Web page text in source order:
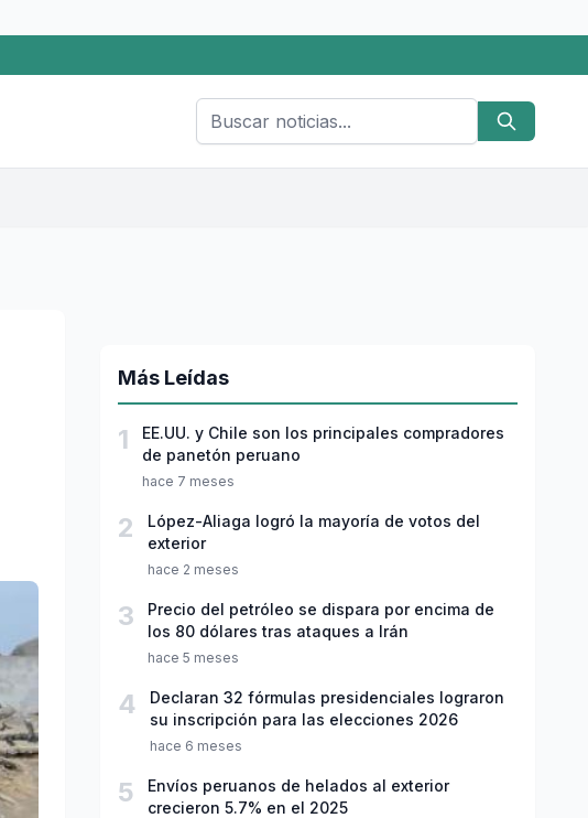
Más Leídas
1
EE.UU. y Chile son los principales compradores
de panetón peruano
hace 7 meses
2
López-Aliaga logró la mayoría de votos del
exterior
hace 2 meses
3
Precio del petróleo se dispara por encima de
los 80 dólares tras ataques a Irán
hace 5 meses
4
Declaran 32 fórmulas presidenciales lograron
su inscripción para las elecciones 2026
hace 6 meses
5
Envíos peruanos de helados al exterior
crecieron 5.7% en el 2025